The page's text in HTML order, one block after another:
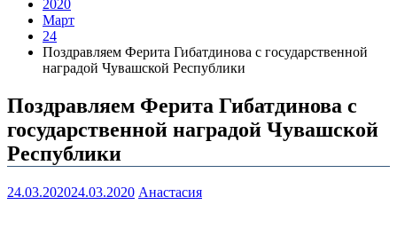
2020
Март
24
Поздравляем Ферита Гибатдинова с государственной
наградой Чувашской Республики
Поздравляем Ферита Гибатдинова с
государственной наградой Чувашской
Республики
24.03.202024.03.2020 Анастасия